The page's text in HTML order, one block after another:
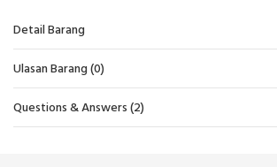
Detail Barang
Ulasan Barang (0)
Questions & Answers (2)